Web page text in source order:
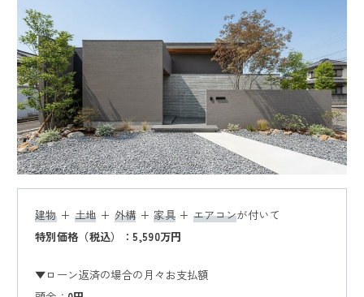
ARRCHの歴史
スタッフ紹介
建築家紹介
トップページ
オーナー様専用ページ
採用情報
建物+ 土地 + 外構 +家具 +エアコンが付いて
特別価格（税込）：5,590万円
▼ローン返済の場合の月々お支払額